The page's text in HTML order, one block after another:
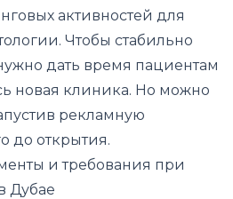
активностей для
Чтобы стабильно
дать время пациентам
новая клиника. Но можно
рекламную
до открытия.
и требования при
Дубае